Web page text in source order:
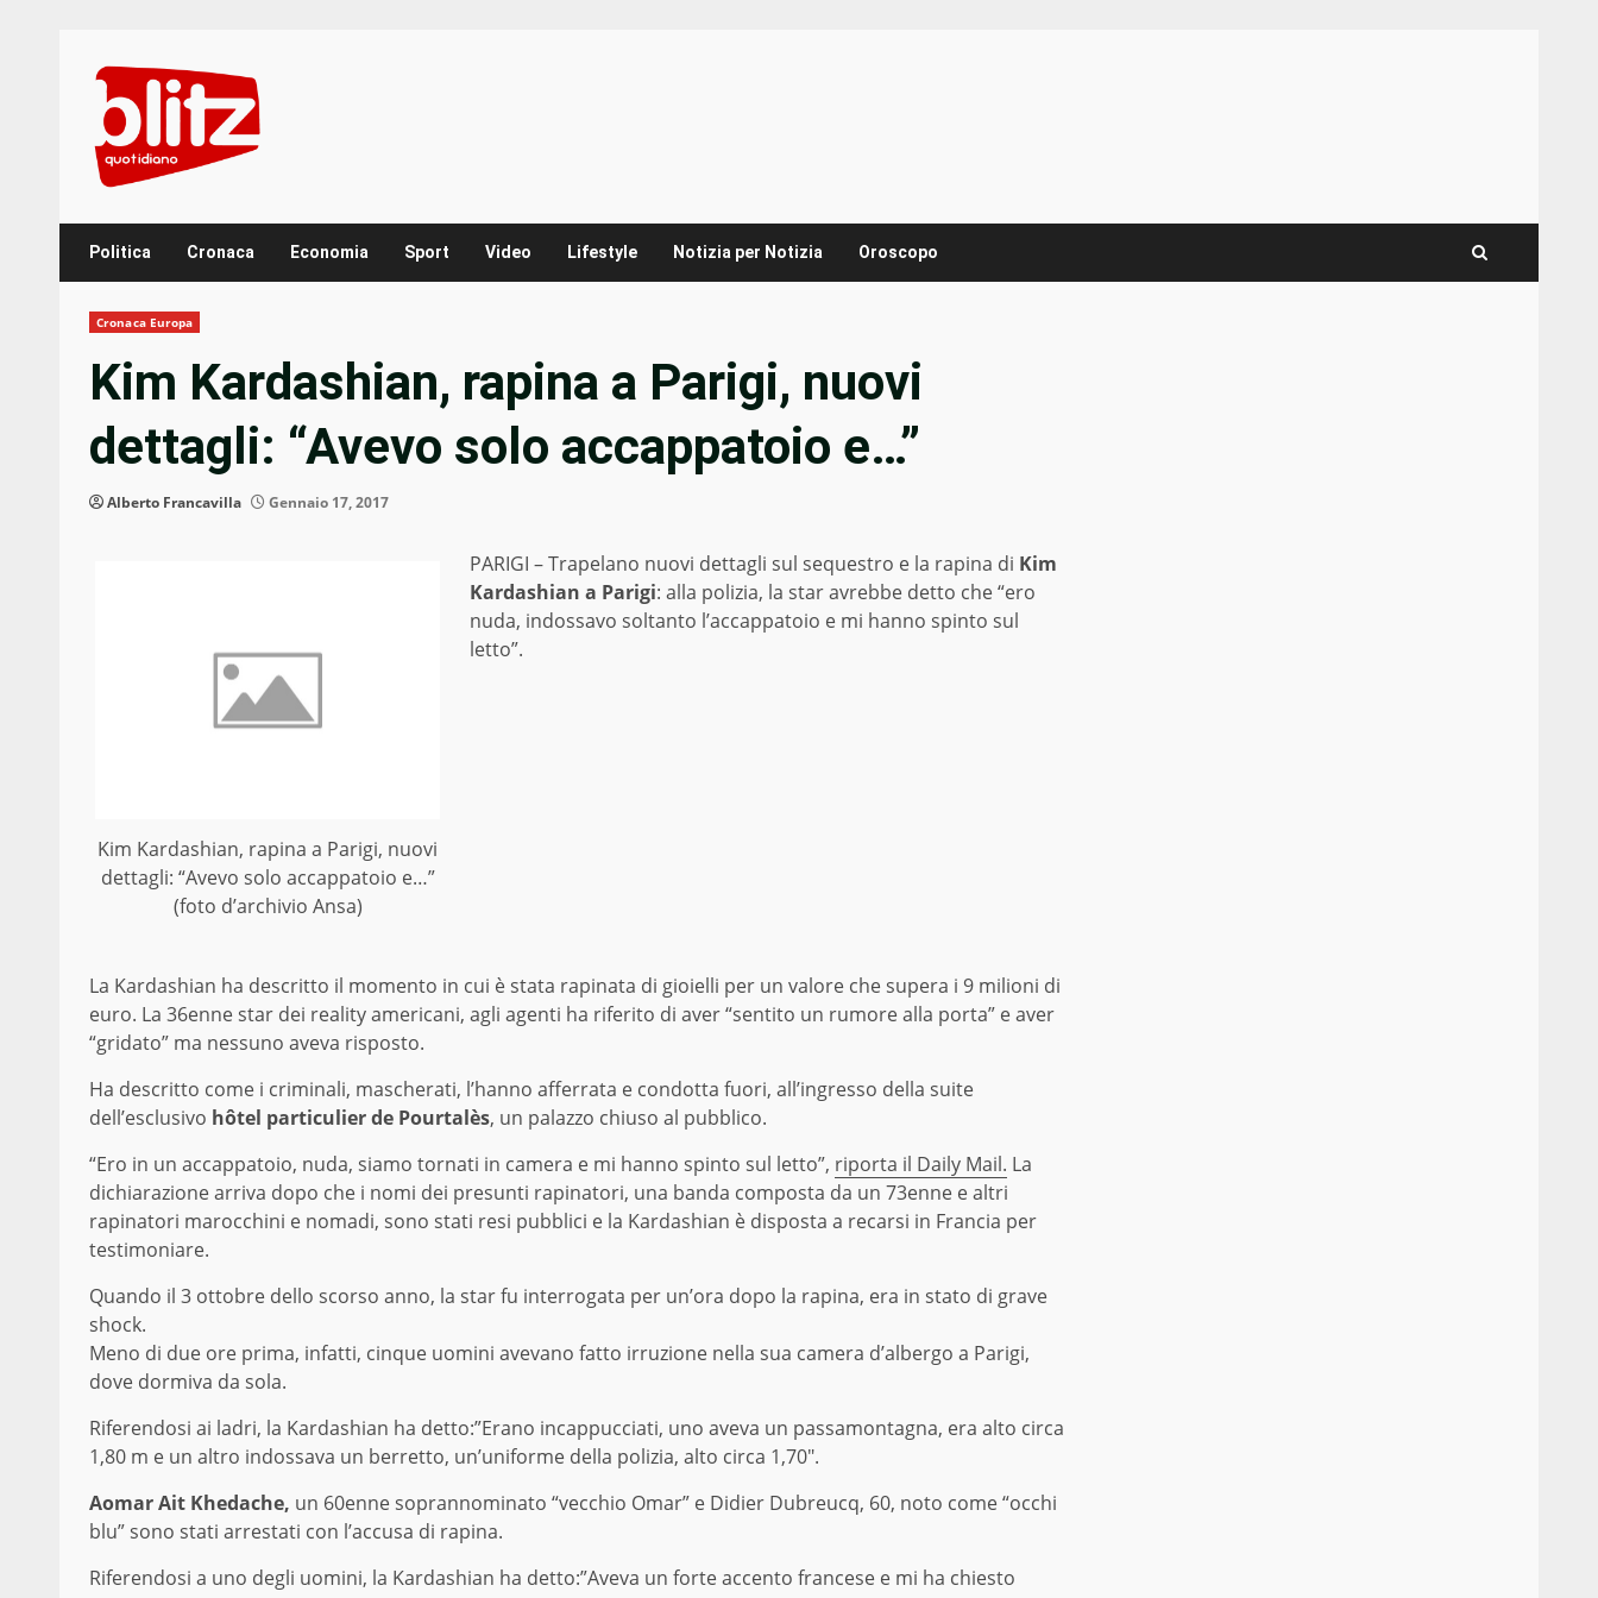
content
Politica Cronaca Economia Sport Video Lifestyle Notizia per Notizia Oroscopo
Cronaca Europa
Kim Kardashian, rapina a Parigi, nuovi
dettagli: “Avevo solo accappatoio e…”
Alberto Francavilla Gennaio 17, 2017
Kim Kardashian, rapina a Parigi, nuovi
dettagli: “Avevo solo accappatoio e…”
(foto d’archivio Ansa)
PARIGI – Trapelano nuovi dettagli sul sequestro e la rapina di Kim
Kardashian a Parigi: alla polizia, la star avrebbe detto che “ero
nuda, indossavo soltanto l’accappatoio e mi hanno spinto sul
letto”.
La Kardashian ha descritto il momento in cui è stata rapinata di gioielli per un valore che supera i 9 milioni di
euro. La 36enne star dei reality americani, agli agenti ha riferito di aver “sentito un rumore alla porta” e aver
“gridato” ma nessuno aveva risposto.
Ha descritto come i criminali, mascherati, l’hanno afferrata e condotta fuori, all’ingresso della suite
dell’esclusivo hôtel particulier de Pourtalès, un palazzo chiuso al pubblico.
“Ero in un accappatoio, nuda, siamo tornati in camera e mi hanno spinto sul letto”, riporta il Daily Mail. La
dichiarazione arriva dopo che i nomi dei presunti rapinatori, una banda composta da un 73enne e altri
rapinatori marocchini e nomadi, sono stati resi pubblici e la Kardashian è disposta a recarsi in Francia per
testimoniare.
Quando il 3 ottobre dello scorso anno, la star fu interrogata per un’ora dopo la rapina, era in stato di grave
shock.
Meno di due ore prima, infatti, cinque uomini avevano fatto irruzione nella sua camera d’albergo a Parigi,
dove dormiva da sola.
Riferendosi ai ladri, la Kardashian ha detto:”Erano incappucciati, uno aveva un passamontagna, era alto circa
1,80 m e un altro indossava un berretto, un’uniforme della polizia, alto circa 1,70″.
Aomar Ait Khedache, un 60enne soprannominato “vecchio Omar” e Didier Dubreucq, 60, noto come “occhi
blu” sono stati arrestati con l’accusa di rapina.
Riferendosi a uno degli uomini, la Kardashian ha detto:”Aveva un forte accento francese e mi ha chiesto